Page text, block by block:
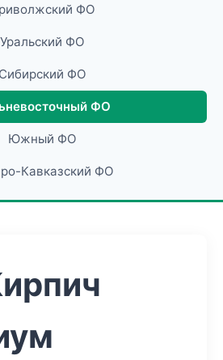
ФО
Уральский ФО
Сибирский ФО
ФО
Южный ФО
Кавказский ФО